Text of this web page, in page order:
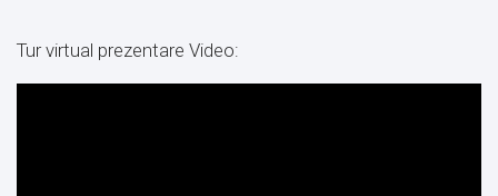
Tur virtual prezentare Video: